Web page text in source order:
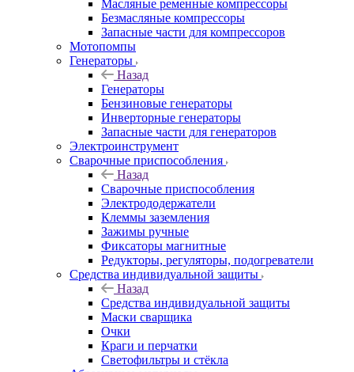
Масляные ременные компрессоры
Безмасляные компрессоры
Запасные части для компрессоров
Мотопомпы
Генераторы
Назад
Генераторы
Бензиновые генераторы
Инверторные генераторы
Запасные части для генераторов
Электроинструмент
Сварочные приспособления
Назад
Сварочные приспособления
Электрододержатели
Клеммы заземления
Зажимы ручные
Фиксаторы магнитные
Редукторы, регуляторы, подогреватели
Средства индивидуальной защиты
Назад
Средства индивидуальной защиты
Маски сварщика
Очки
Краги и перчатки
Светофильтры и стёкла